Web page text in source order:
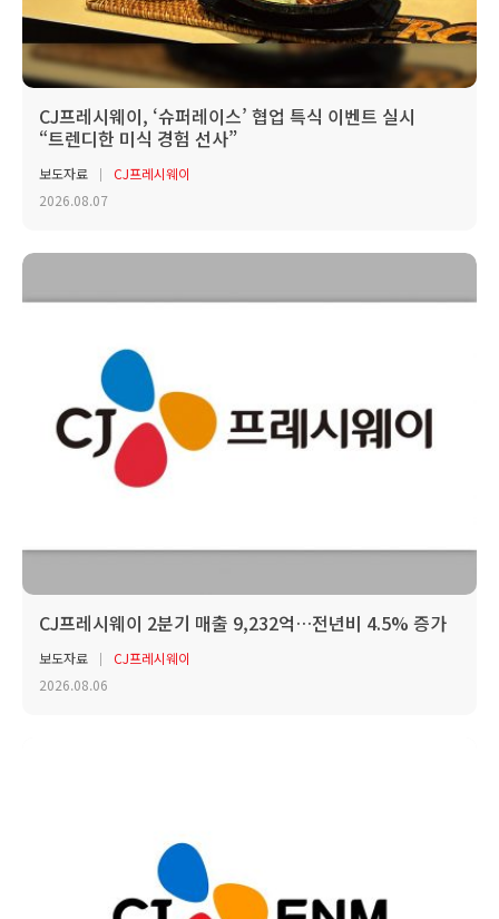
CJ프레시웨이, ‘슈퍼레이스’ 협업 특식 이벤트 실시
“트렌디한 미식 경험 선사”
보도자료
CJ프레시웨이
2026.08.07
CJ프레시웨이 2분기 매출 9,232억…전년비 4.5% 증가
보도자료
CJ프레시웨이
2026.08.06